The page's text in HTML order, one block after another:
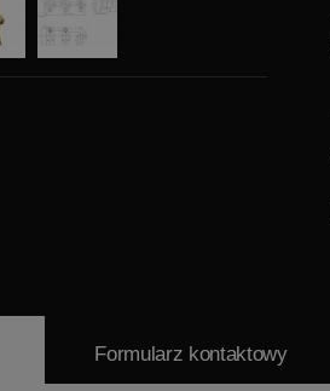
Formularz kontaktowy